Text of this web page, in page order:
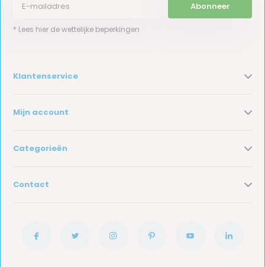
Abonneer
* Lees hier de wettelijke beperkingen
Klantenservice
Mijn account
Categorieën
Contact